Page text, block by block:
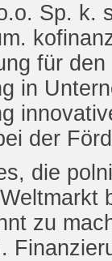
Sp. k.
für
in
der
die
zu